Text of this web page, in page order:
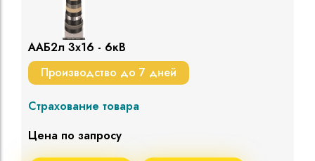
ААБ2л 3х16 - 6кВ
Производство до 7 дней
Страхование товара
Цена по запросу